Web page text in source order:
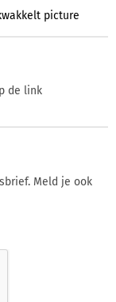
picture
de link
Meld je ook